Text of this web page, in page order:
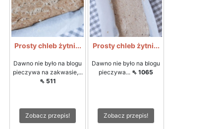
Prosty chleb żytni...
Dawno nie było na blogu
pieczywa na zakwasie,...
⇖ 511
Zobacz przepis!
Prosty chleb żytni...
Dawno nie było na blogu
pieczywa... ⇖ 1065
Zobacz przepis!